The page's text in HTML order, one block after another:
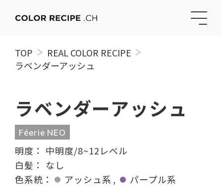
TOP
REAL COLOR RECIPE
ラベンダーアッシュ
ラベンダーアッシュ
Féerie NEO
明度： 中明度/8~12レベル
白髪： なし
色系統：
アッシュ系 パープル系